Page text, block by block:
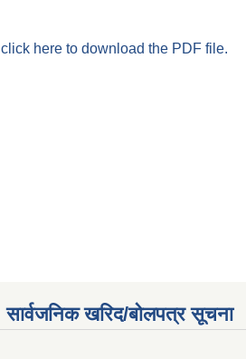
click here to download the PDF file.
सार्वजनिक खरिद/बोलपत्र सूचना